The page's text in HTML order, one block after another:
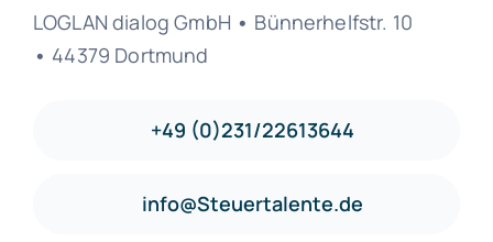
LOGLAN dialog GmbH • Bünnerhelfstr. 10
• 44379 Dortmund
+49 (0)231/22613644
info@Steuertalente.de